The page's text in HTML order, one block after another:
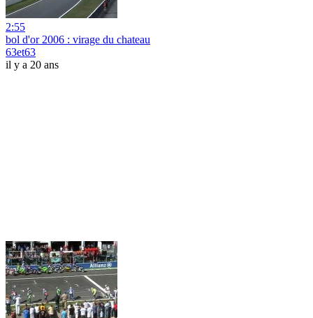
2:55
bol d'or 2006 : virage du chateau
63et63
il y a 20 ans